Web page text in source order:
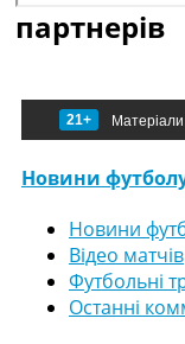
партнерів
21+
Новини
Новини
Відео матчів
Футбольні
Останні